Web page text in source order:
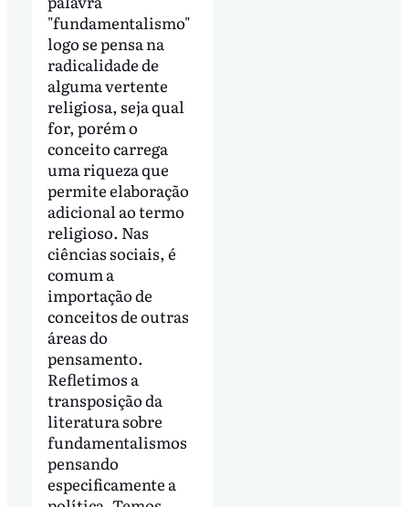
"fundamentalismo"
logo se pensa na
radicalidade de
alguma vertente
religiosa, seja qual
for, porém o
conceito carrega
uma riqueza que
permite elaboração
adicional ao termo
religioso. Nas
ciências sociais, é
comum a
importação de
conceitos de outras
áreas do
pensamento.
Refletimos a
transposição da
literatura sobre
fundamentalismos
pensando
especificamente a